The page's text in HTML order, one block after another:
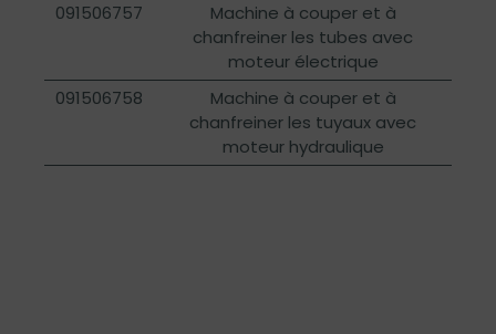
091506757
Machine à couper et à
chanfreiner les tubes avec
moteur électrique
091506758
Machine à couper et à
chanfreiner les tuyaux avec
moteur hydraulique